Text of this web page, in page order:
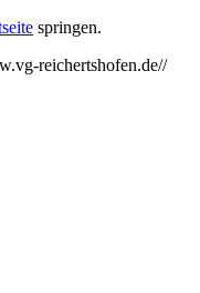
springen.
reichertshofen.de//